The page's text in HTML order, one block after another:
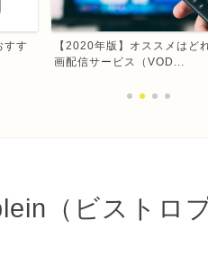
？動
U-NEXTの無料トライアルを
ず楽しむ方法【登録方...
（ビストロ